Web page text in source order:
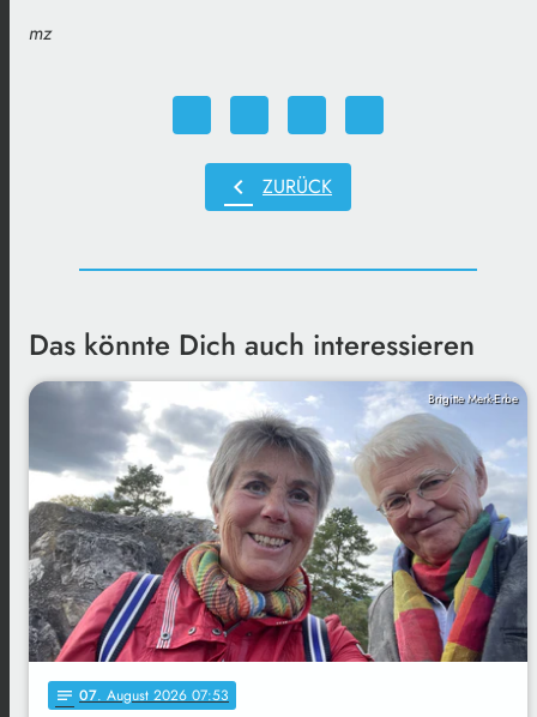
mz
chevron_left ZURÜCK
Das könnte Dich auch interessieren
Brigitte Merk-Erbe
notes 07. August 2026 07:53